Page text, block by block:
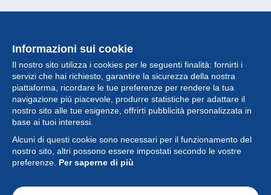
Informazioni sui cookie
Il nostro sito utilizza i cookies per le seguenti finalità: fornirti i
servizi che hai richiesto, garantire la sicurezza della nostra
piattaforma, ricordare le tue preferenze per rendere la tua
navigazione più piacevole, produrre statistiche per adattare il
nostro sito alle tue esigenze, offrirti pubblicità personalizzata in
base ai tuoi interessi.
Alcuni di questi cookie sono necessari per il funzionamento del
nostro sito, altri possono essere impostati secondo le vostre
preferenze. Per saperne di più
Collezione
Novità
Funzione